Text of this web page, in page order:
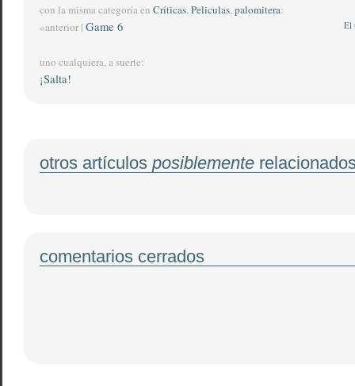
con la misma categoría en Críticas,Peliculas,palomitera:
El
«anterior | Game 6
uno cualquiera, a suerte:
¡Salta!
otros artículos posiblemente
comentarios cerrados